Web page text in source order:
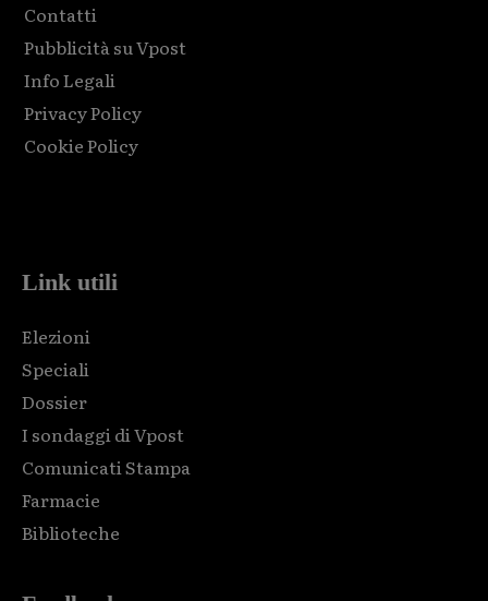
Contatti
Pubblicità su Vpost
Info Legali
Privacy Policy
Cookie Policy
Link utili
Elezioni
Speciali
Dossier
I sondaggi di Vpost
Comunicati Stampa
Farmacie
Biblioteche